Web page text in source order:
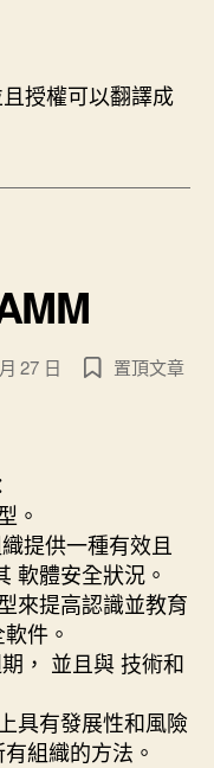
授權可以翻譯成
27 日 置頂文章
。
提供一種有效且
軟體安全狀況。
來提高認識並教育
件。
， 並且與 技術和
具有發展性和風險
組織的方法。